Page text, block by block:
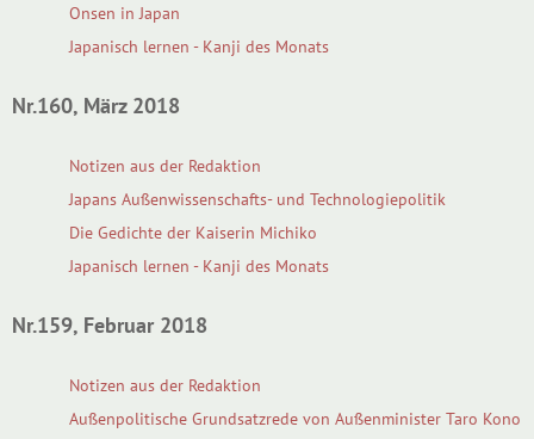
Onsen in Japan
Japanisch lernen - Kanji des Monats
Nr.160, März 2018
Notizen aus der Redaktion
Japans Außenwissenschafts- und Technologiepolitik
Die Gedichte der Kaiserin Michiko
Japanisch lernen - Kanji des Monats
Nr.159, Februar 2018
Notizen aus der Redaktion
Außenpolitische Grundsatzrede von Außenminister Taro Kono